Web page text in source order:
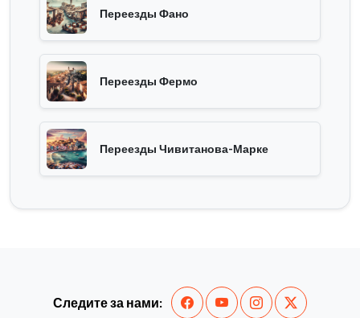
Переезды Фано
Переезды Фермо
Переезды Чивитанова-Марке
Следите за нами: